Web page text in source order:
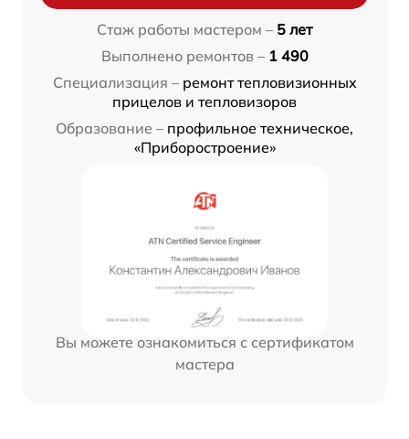
Стаж работы мастером – 5 лет
Выполнено ремонтов – 1 490
Специализация – ремонт тепловизионных
прицелов и тепловизоров
Образование – профильное техническое,
«Приборостроение»
Вы можете ознакомиться с сертификатом
мастера